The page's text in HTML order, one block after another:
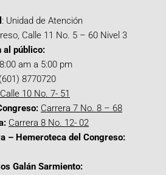
: Unidad de Atención
Calle 11 No. 5 – 60 Nivel 3
al público:
am a 5:00 pm
8770720
Calle 10 No. 7- 51
Carrera 7 No. 8 – 68
Carrera 8 No. 12- 02
– Hemeroteca del Congreso:
Galán Sarmiento: